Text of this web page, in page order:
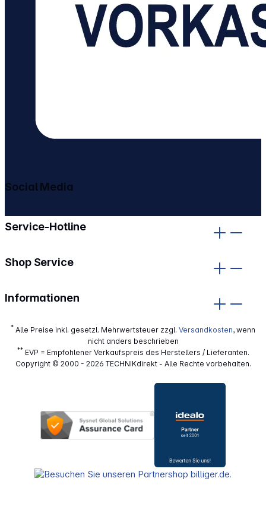
Service-Hotline
Shop Service
Informationen
Social Media
* Alle Preise inkl. gesetzl. Mehrwertsteuer zzgl. Versandkosten, wenn
nicht anders beschrieben
**EVP = Empfohlener Verkaufspreis des Herstellers / Lieferanten.
Copyright © 2000 - 2026 TECHNIKdirekt - Alle Rechte vorbehalten.